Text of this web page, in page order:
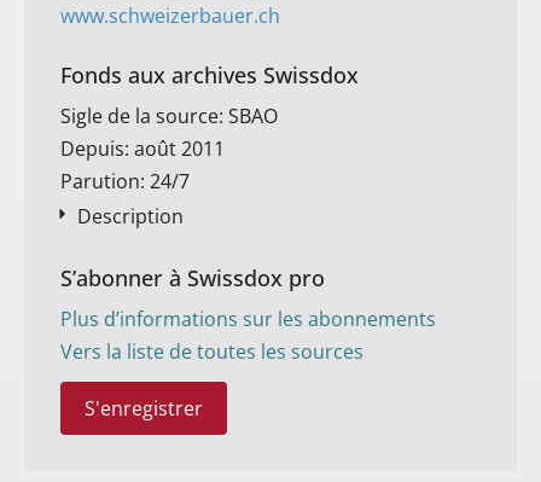
www.schweizerbauer.ch
Fonds aux archives Swissdox
Sigle de la source: SBAO
Depuis: août 2011
Parution: 24/7
Description
S’abonner à Swissdox pro
Plus d’informations sur les abonnements
Vers la liste de toutes les sources
S'enregistrer